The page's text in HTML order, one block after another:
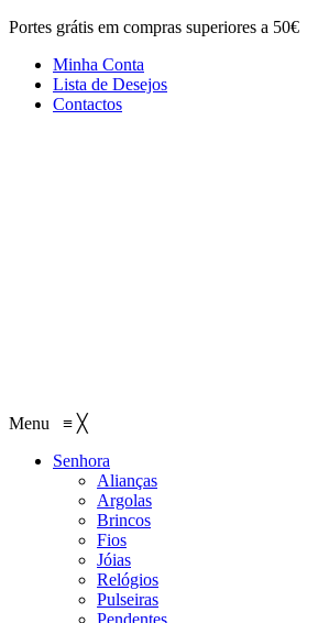
Portes grátis em compras superiores a 50€
Minha Conta
Lista de Desejos
Contactos
Menu ≡ ╳
Senhora
Alianças
Argolas
Brincos
Fios
Jóias
Relógios
Pulseiras
Pendentes